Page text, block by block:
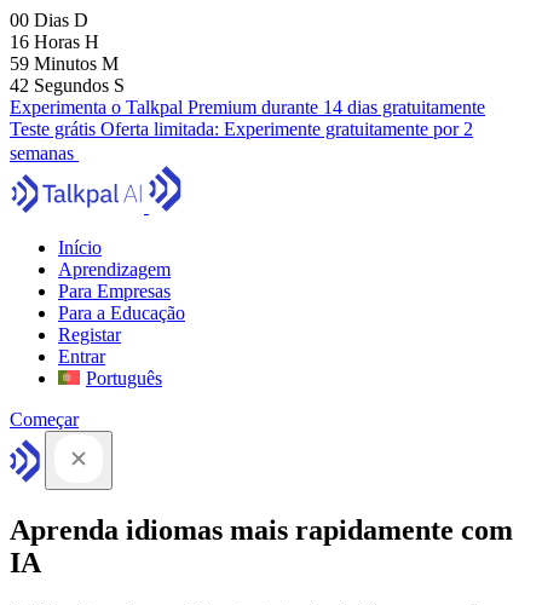
00 Dias D
16 Horas H
59 Minutos M
41 Segundos S
Experimenta o Talkpal Premium durante 14 dias gratuitamente
Teste grátis Oferta limitada: Experimente gratuitamente por 2
semanas
Início
Aprendizagem
Para Empresas
Para a Educação
Registar
Entrar
Português
Começar
Aprenda idiomas mais rapidamente com
IA